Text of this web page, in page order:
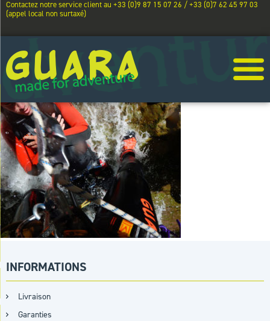
Contactez notre service client au +33 (0)9 87 15 07 26 / +33 (0)7 62 45 97 03
(appel local non surtaxé)
INFORMATIONS
Livraison
Garanties